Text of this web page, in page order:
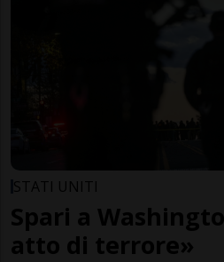
STATI UNITI
Spari a
atto di terrore»